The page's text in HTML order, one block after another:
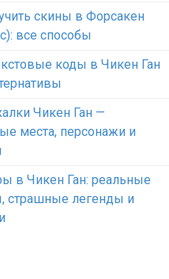
скины в Форсакен
все способы
коды в Чикен Ган
Чикен Ган —
места, персонажи и
в Чикен Ган: реальные
страшные легенды и